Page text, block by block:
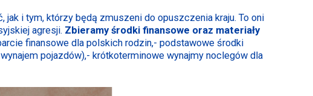
i tym, którzy będą zmuszeni do opuszczenia kraju. To oni
agresji. Zbieramy środki finansowe oraz materiały
finansowe dla polskich rodzin,- podstawowe środki
pojazdów),- krótkoterminowe wynajmy noclegów dla